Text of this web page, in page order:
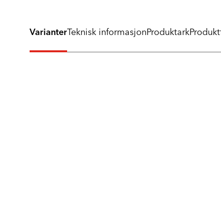
VarianterTeknisk informasjonProduktark